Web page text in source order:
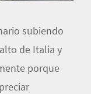
subiendo
de Italia y
porque